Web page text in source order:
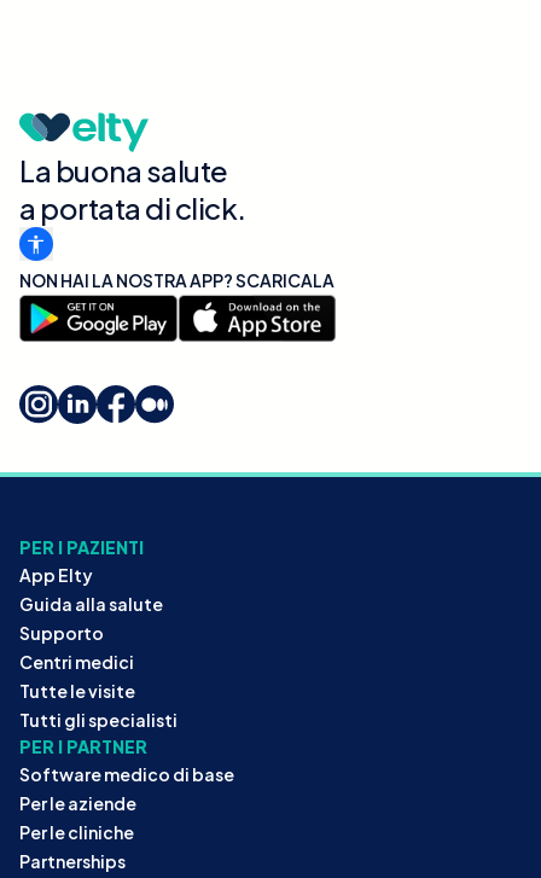
La buona salute
a portata di click.
NON HAI LA NOSTRA APP? SCARICALA
PER I PAZIENTI
App Elty
Guida alla salute
Supporto
Centri medici
Tutte le visite
Tutti gli specialisti
PER I PARTNER
Software medico di base
Per le aziende
Per le cliniche
Partnerships